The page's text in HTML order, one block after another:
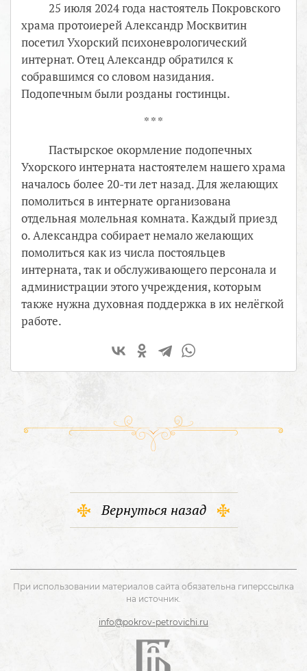
25 июля 2024 года настоятель Покровского
храма протоиерей Александр Москвитин
посетил Ухорский психоневрологический
интернат. Отец Александр обратился к
собравшимся со словом назидания.
Подопечным были розданы гостинцы.
* * *
Пастырское окормление подопечных
Ухорского интерната настоятелем нашего храма
началось более 20-ти лет назад. Для желающих
помолиться в интернате организована
отдельная молельная комната. Каждый приезд
о. Александра собирает немало желающих
помолиться как из числа постояльцев
интерната, так и обслуживающего персонала и
администрации этого учреждения, которым
также нужна духовная поддержка в их нелёгкой
работе.
Вернуться назад
При использовании материалов сайта обязательна гиперссылка
на источник.
info@pokrov-petrovichi.ru